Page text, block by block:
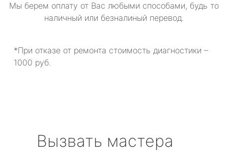
Мы берем оплату от Вас любыми способами, будь то
наличный или безналиный перевод.
*При отказе от ремонта стоимость диагностики –
1000 руб.
Вызвать мастера